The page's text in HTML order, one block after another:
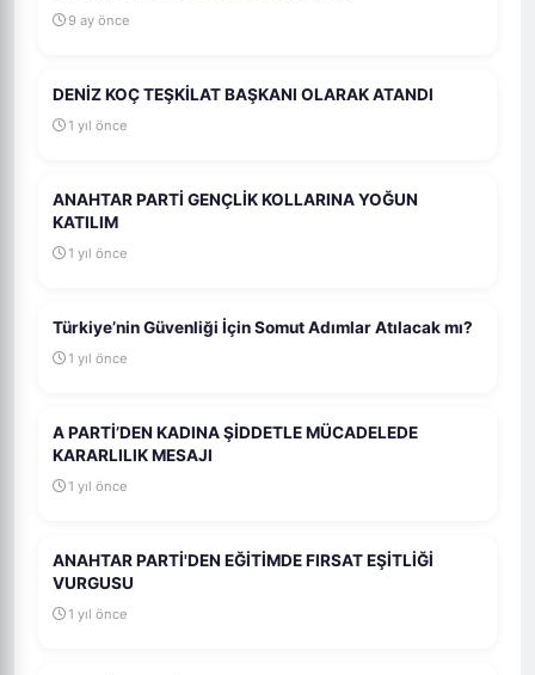
9 ay önce
DENİZ KOÇ TEŞKİLAT BAŞKANI OLARAK ATANDI
1 yıl önce
ANAHTAR PARTİ GENÇLİK KOLLARINA YOĞUN
KATILIM
1 yıl önce
Türkiye’nin Güvenliği İçin Somut Adımlar Atılacak mı?
1 yıl önce
A PARTİ’DEN KADINA ŞİDDETLE MÜCADELEDE
KARARLILIK MESAJI
1 yıl önce
ANAHTAR PARTİ'DEN EĞİTİMDE FIRSAT EŞİTLİĞİ
VURGUSU
1 yıl önce